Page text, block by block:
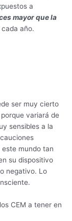
a
mayor que la
año.
ser muy cierto
variará de
sensibles a la
mundo tan
su dispositivo
negativo. Lo
CEM a tener en